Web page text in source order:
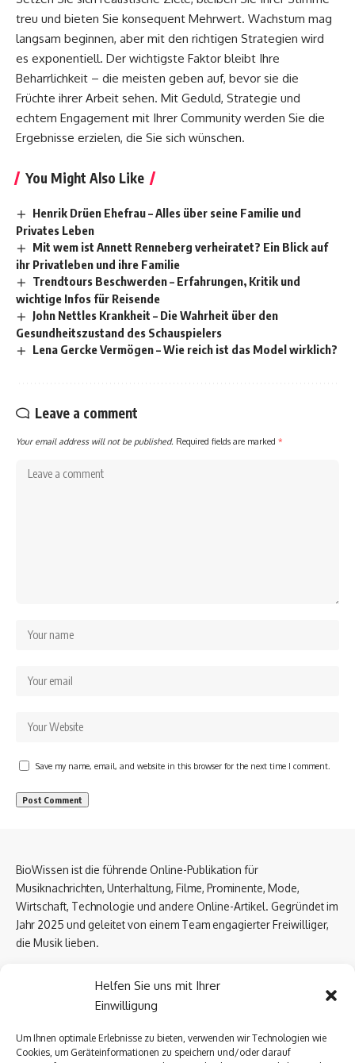
Helfen Sie uns mit Ihrer
Einwilligung
Um Ihnen optimale Erlebnisse zu bieten, verwenden wir Technologien wie
Cookies, um Geräteinformationen zu speichern und/oder darauf
treu und bieten Sie konsequent Mehrwert. Wachstum mag
langsam beginnen, aber mit den richtigen Strategien wird
es exponentiell. Der wichtigste Faktor bleibt Ihre
Beharrlichkeit – die meisten geben auf, bevor sie die
Früchte ihrer Arbeit sehen. Mit Geduld, Strategie und
echtem Engagement mit Ihrer Community werden Sie die
Ergebnisse erzielen, die Sie sich wünschen.
You Might Also Like
Henrik Drüen Ehefrau – Alles über seine Familie und
Privates Leben
Mit wem ist Annett Renneberg verheiratet? Ein Blick auf
ihr Privatleben und ihre Familie
Trendtours Beschwerden – Erfahrungen, Kritik und
wichtige Infos für Reisende
John Nettles Krankheit – Die Wahrheit über den
Gesundheitszustand des Schauspielers
Lena Gercke Vermögen – Wie reich ist das Model wirklich?
Leave a comment
Your email address will not be published. Required fields are marked *
Save my name, email, and website in this browser for the next time I comment.
BioWissen ist die führende Online-Publikation für
Musiknachrichten, Unterhaltung, Filme, Prominente, Mode,
Wirtschaft, Technologie und andere Online-Artikel. Gegründet im
Jahr 2025 und geleitet von einem Team engagierter Freiwilliger,
die Musik lieben.
Über uns